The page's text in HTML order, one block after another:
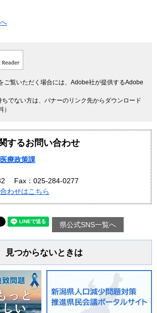
ご覧いただく場合には、Adobe社が提供するAdobe
でない方は、バナーのリンク先からダウンロード
するお問い合わせ
療政策課
Fax：025-284-0277
わせはこちら
県公式SNS一覧へ
見つからないときは